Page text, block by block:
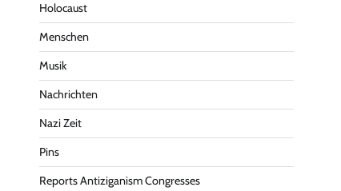
Holocaust
Menschen
Musik
Nachrichten
Nazi Zeit
Pins
Reports Antiziganism Congresses